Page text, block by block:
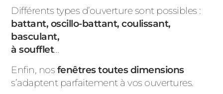
Différentstypes d’ouverturesont possibles :
battant, oscillo-battant, coulissant,
basculant,
à soufflet…
Enfin, nosfenêtres toutes dimensions
s’adaptent parfaitement à vos ouvertures.